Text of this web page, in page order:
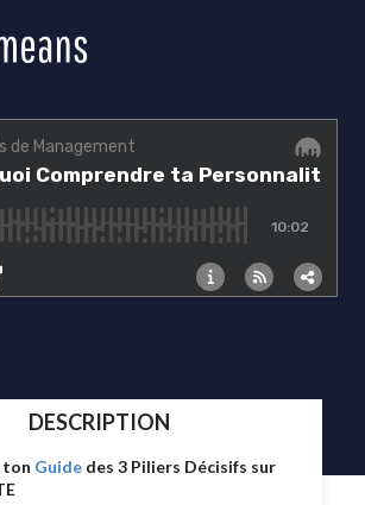
DESCRIPTION
ton Guide des 3 Piliers Décisifs sur